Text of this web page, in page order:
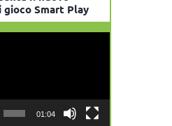
gioco Smart Play
01:04